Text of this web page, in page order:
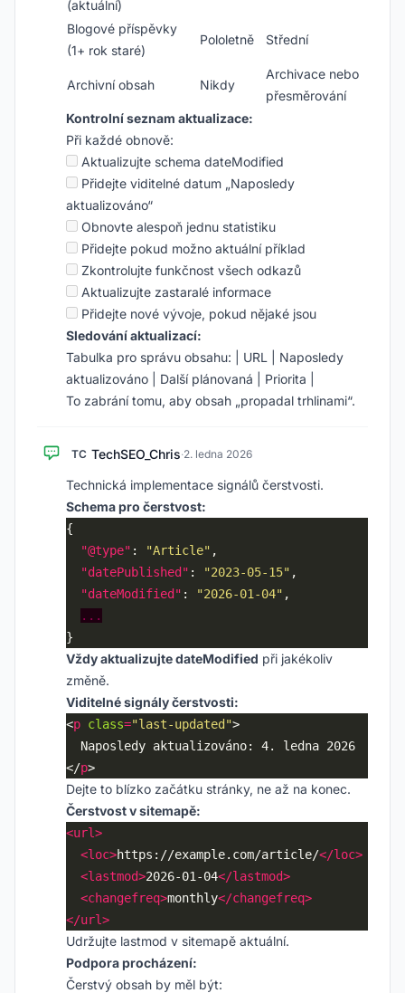
(aktuální)
Blogové příspěvky
(1+ rok staré)
Pololetně Střední
Archivní obsah Nikdy
Archivace nebo
přesměrování
Kontrolní seznam aktualizace:
Při každé obnově:
Aktualizujte schema dateModified
Přidejte viditelné datum „Naposledy
aktualizováno“
Obnovte alespoň jednu statistiku
Přidejte pokud možno aktuální příklad
Zkontrolujte funkčnost všech odkazů
Aktualizujte zastaralé informace
Přidejte nové vývoje, pokud nějaké jsou
Sledování aktualizací:
Tabulka pro správu obsahu: | URL | Naposledy
aktualizováno | Další plánovaná | Priorita |
To zabrání tomu, aby obsah „propadal trhlinami“.
TC TechSEO_Chris·2. ledna 2026
Technická implementace signálů čerstvosti.
Schema pro čerstvost:
"@type" : "Article"
"datePublished" : "2023-05-15"
"dateModified" : "2026-01-04"
...
Vždy aktualizujte dateModified při jakékoliv
změně.
Viditelné signály čerstvosti:
<p class="last-updated"
</p
Dejte to blízko začátku stránky, ne až na konec.
Čerstvost v sitemapě:
<url>
<loc>https://example.com/article/</loc>
<lastmod>2026-01-04</lastmod>
<changefreq>monthly</changefreq>
</url>
Udržujte lastmod v sitemapě aktuální.
Podpora procházení:
Čerstvý obsah by měl být: